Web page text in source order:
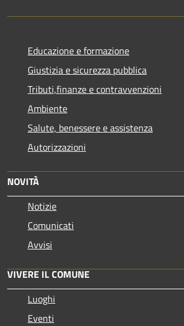
Educazione e formazione
Giustizia e sicurezza pubblica
Tributi,finanze e contravvenzioni
Ambiente
Salute, benessere e assistenza
Autorizzazioni
NOVITÀ
Notizie
Comunicati
Avvisi
VIVERE IL COMUNE
Luoghi
Eventi